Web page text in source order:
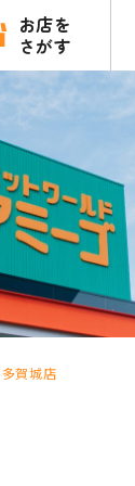
お店を
さがす
多賀城店